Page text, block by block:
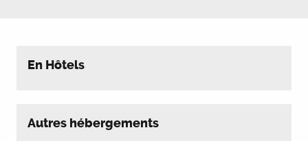
En Hôtels
Autres hébergements